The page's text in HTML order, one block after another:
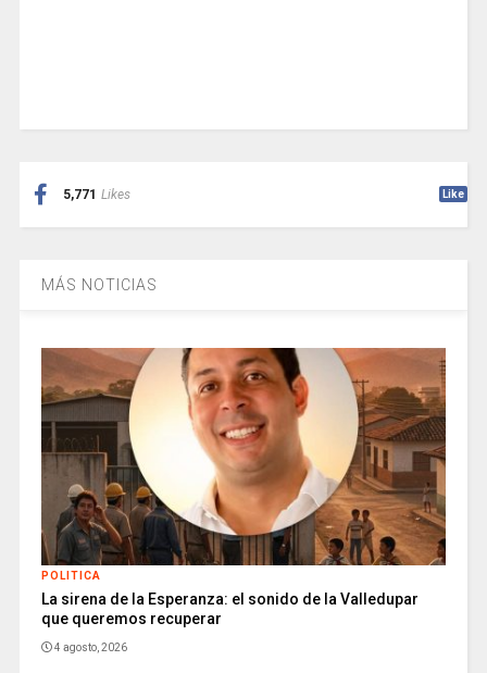
5,771 Likes Like
MÁS NOTICIAS
POLITICA
La sirena de la Esperanza: el sonido de la Valledupar
que queremos recuperar
4 agosto, 2026